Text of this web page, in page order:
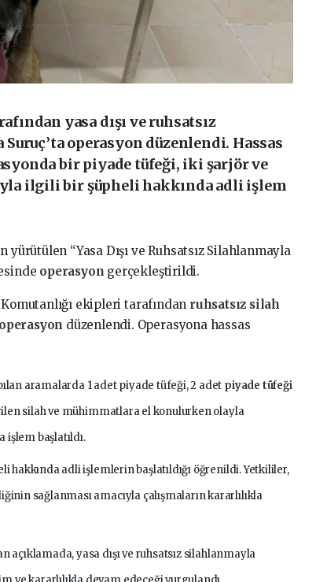
yasa dışı ve ruhsatsız
operasyon düzenlendi. Hassas
bir piyade tüfeği, iki şarjör ve
ilgili bir şüpheli hakkında adli işlem
yürütülen “Yasa Dışı ve Ruhsatsız Silahlanmayla
operasyon gerçekleştirildi.
Komutanlığı ekipleri tarafından ruhsatsız silah
operasyon düzenlendi. Operasyona hassas
aramalarda 1 adet piyade tüfeği, 2 adet piyade tüfeği
silah ve mühimmatlara el konulurken olayla
işlem başlatıldı.
hakkında adli işlemlerin başlatıldığı öğrenildi. Yetkililer,
sağlanması amacıyla çalışmaların kararlılıkla
açıklamada, yasa dışı ve ruhsatsız silahlanmayla